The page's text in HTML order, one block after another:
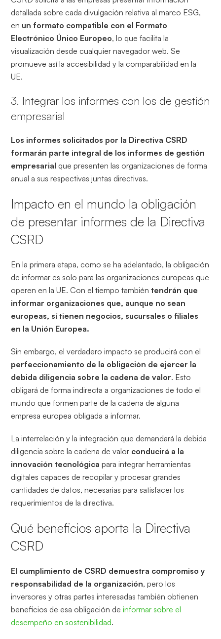
detallada sobre cada divulgación relativa al marco ESG,
en un formato compatible con el Formato
Electrónico Único Europeo, lo que facilita la
visualización desde cualquier navegador web. Se
promueve así la accesibilidad y la comparabilidad en la
UE.
3. Integrar los informes con los de gestión
empresarial
Los informes solicitados por la Directiva CSRD
formarán parte integral de los informes de gestión
empresarial que presenten las organizaciones de forma
anual a sus respectivas juntas directivas.
Impacto en el mundo la obligación
de presentar informes de la Directiva
CSRD
En la primera etapa, como se ha adelantado, la obligación
de informar es solo para las organizaciones europeas que
operen en la UE. Con el tiempo también tendrán que
informar organizaciones que, aunque no sean
europeas, sí tienen negocios, sucursales o filiales
en la Unión Europea.
Sin embargo, el verdadero impacto se producirá con el
perfeccionamiento de la obligación de ejercer la
debida diligencia sobre la cadena de valor. Esto
obligará de forma indirecta a organizaciones de todo el
mundo que formen parte de la cadena de alguna
empresa europea obligada a informar.
La interrelación y la integración que demandará la debida
diligencia sobre la cadena de valor conducirá a la
innovación tecnológicapara integrar herramientas
digitales capaces de recopilar y procesar grandes
cantidades de datos, necesarias para satisfacer los
requerimientos de la directiva.
Qué beneficios aporta la Directiva
CSRD
El cumplimiento de CSRD demuestra compromiso y
responsabilidad de la organización, pero los
inversores y otras partes interesadas también obtienen
beneficios de esa obligación deinformar sobre el
desempeño en sostenibilidad.